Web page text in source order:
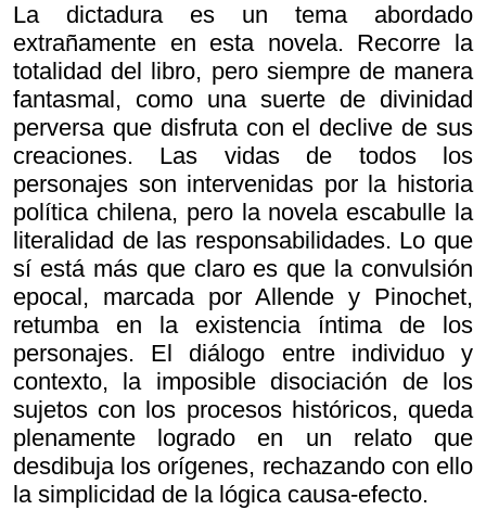
La dictadura es un tema abordado
extrañamente en esta novela. Recorre la
totalidad del libro, pero siempre de manera
fantasmal, como una suerte de divinidad
perversa que disfruta con el declive de sus
creaciones. Las vidas de todos los
personajes son intervenidas por la historia
política chilena, pero la novela escabulle la
literalidad de las responsabilidades. Lo que
sí está más que claro es que la convulsión
epocal, marcada por Allende y Pinochet,
retumba en la existencia íntima de los
personajes. El diálogo entre individuo y
contexto, la imposible disociación de los
sujetos con los procesos históricos, queda
plenamente logrado en un relato que
desdibuja los orígenes, rechazando con ello
la simplicidad de la lógica causa-efecto.